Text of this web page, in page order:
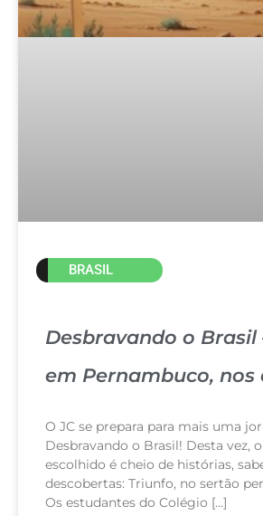
BRASIL
Desbravando o Brasil
em Pernambuco, nos
O JC se prepara para mais uma
Desbravando o Brasil! Desta vez,
escolhido é cheio de histórias,
descobertas: Triunfo, no sertão
Os estudantes do Colégio […]